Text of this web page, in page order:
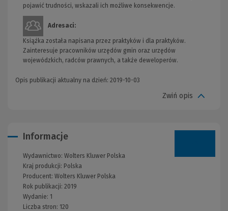
pojawić trudności, wskazali ich możliwe konsekwencje.
Adresaci:
Książka została napisana przez praktyków i dla praktyków.
Zainteresuje pracowników urzędów gmin oraz urzędów
wojewódzkich, radców prawnych, a także deweloperów.
Opis publikacji aktualny na dzień: 2019-10-03
Zwiń opis
Informacje
Wydawnictwo: Wolters Kluwer Polska
Kraj produkcji: Polska
Producent: Wolters Kluwer Polska
Rok publikacji: 2019
Wydanie: 1
Liczba stron: 120